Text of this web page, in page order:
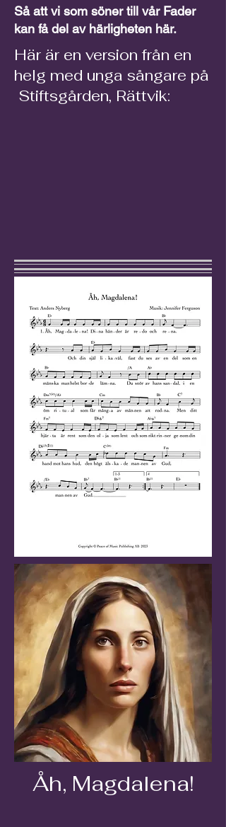
Så att vi som söner till vår Fader
kan få del av härligheten här.
Här är en version från en
helg med unga sångare på
Stiftsgården, Rättvik:
Åh, Magdalena!